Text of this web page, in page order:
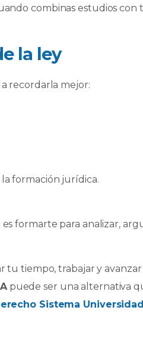
combinas estudios con
la ley
recordarla mejor:
formación jurídica.
formarte para analizar,
tu tiempo, trabajar y
puede ser una alternativa
Sistema